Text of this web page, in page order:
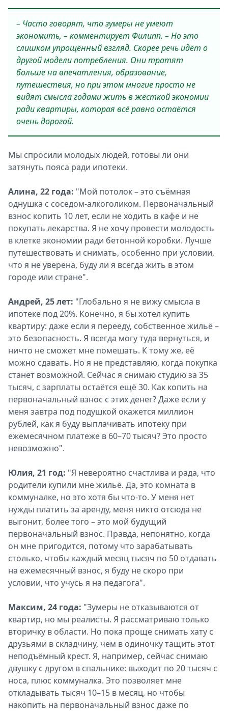
– Часто говорят, что зумеры не умеют
экономить, – комментирует Филипп. – Но это
слишком упрощённый взгляд. Скорее речь идёт о
другой модели потребления. Они тратят
больше на впечатления, образование,
путешествия, но при этом многие просто не
видят смысла годами жить в жёсткой экономии
ради квартиры, которая всё равно остаётся
очень дорогой.
Мы спросили молодых людей, готовы ли они
затянуть пояса ради ипотеки.
Алина, 22 года: "Мой потолок – это съёмная
однушка с соседом-алкоголиком. Первоначальный
взнос копить 10 лет, если не ходить в кафе и не
покупать лекарства. Я не хочу провести молодость
в клетке экономии ради бетонной коробки. Лучше
путешествовать и снимать, особенно при условии,
что я не уверена, буду ли я всегда жить в этом
городе или стране".
Андрей, 25 лет: "Глобально я не вижу смысла в
ипотеке под 20%. Конечно, я бы хотел купить
квартиру: даже если я перееду, собственное жильё –
это безопасность. Я всегда могу туда вернуться, и
ничто не сможет мне помешать. К тому же, её
можно сдавать. Но я не представляю, когда покупка
станет возможной. Сейчас я снимаю студию за 35
тысяч, с зарплаты остаётся ещё 30. Как копить на
первоначальный взнос с этих денег? Даже если у
меня завтра под подушкой окажется миллион
рублей, как я буду выплачивать ипотеку при
ежемесячном платеже в 60–70 тысяч? Это просто
невозможно".
Юлия, 21 год: "Я невероятно счастлива и рада, что
родители купили мне жильё. Да, это комната в
коммуналке, но это хотя бы что-то. У меня нет
нужды платить за аренду, меня никто отсюда не
выгонит, более того – это мой будущий
первоначальный взнос. Правда, непонятно, когда
он мне пригодится, потому что зарабатывать
столько, чтобы каждый месяц тысяч по 50 отдавать
на ежемесячный взнос, я буду не скоро при
условии, что учусь я на педагога".
Максим, 24 года: "Зумеры не отказываются от
квартир, но мы реалисты. Я рассматриваю только
вторичку в области. Но пока проще снимать хату с
друзьями в складчину, чем в одиночку тащить этот
неподъёмный крест. Я, например, сейчас снимаю
двушку с другом в спальнике: выходит по 20 тысяч с
носа, плюс коммуналка. Это позволяет мне
откладывать тысяч 10–15 в месяц, но чтобы
накопить на первоначальный взнос даже по